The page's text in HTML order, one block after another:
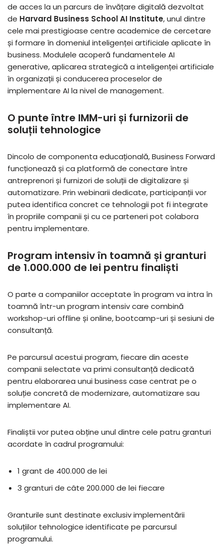
de acces la un parcurs de învățare digitală dezvoltat
de Harvard Business School AI Institute, unul dintre
cele mai prestigioase centre academice de cercetare
și formare în domeniul inteligenței artificiale aplicate în
business. Modulele acoperă fundamentele AI
generative, aplicarea strategică a inteligenței artificiale
în organizații și conducerea proceselor de
implementare AI la nivel de management.
O punte între IMM-uri și furnizorii de
soluții tehnologice
Dincolo de componenta educațională, Business Forward
funcționează și ca platformă de conectare între
antreprenori și furnizori de soluții de digitalizare și
automatizare. Prin webinarii dedicate, participanții vor
putea identifica concret ce tehnologii pot fi integrate
în propriile companii și cu ce parteneri pot colabora
pentru implementare.
Program intensiv în toamnă și granturi
de 1.000.000 de lei pentru finaliști
O parte a companiilor acceptate în program va intra în
toamnă într-un program intensiv care combină
workshop-uri offline și online, bootcamp-uri și sesiuni de
consultanță.
Pe parcursul acestui program, fiecare din aceste
companii selectate va primi consultanță dedicată
pentru elaborarea unui business case centrat pe o
soluție concretă de modernizare, automatizare sau
implementare AI.
Finaliștii vor putea obține unul dintre cele patru granturi
acordate în cadrul programului:
1 grant de 400.000 de lei
3 granturi de câte 200.000 de lei fiecare
Granturile sunt destinate exclusiv implementării
soluțiilor tehnologice identificate pe parcursul
programului.